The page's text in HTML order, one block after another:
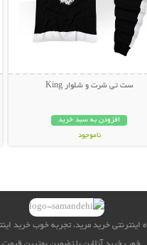
ست تی شرت و شلوار King
افزودن به سبد خرید
ناموجود
اینترنتی خرید مرید، تجربه خوب خرید